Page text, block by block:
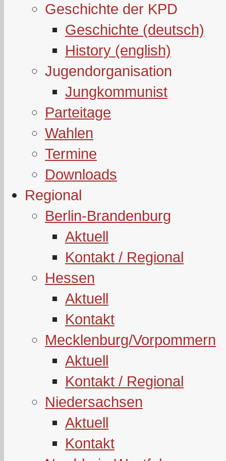
Geschichte der KPD
Geschichte (deutsch)
History (english)
Jugendorganisation
Jungkommunist
Parteitage
Wahlen
Termine
Downloads
Regional
Berlin-Brandenburg
Aktuell
Kontakt / Regional
Hessen
Aktuell
Kontakt
Mecklenburg/Vorpommern
Aktuell
Kontakt / Regional
Niedersachsen
Aktuell
Kontakt